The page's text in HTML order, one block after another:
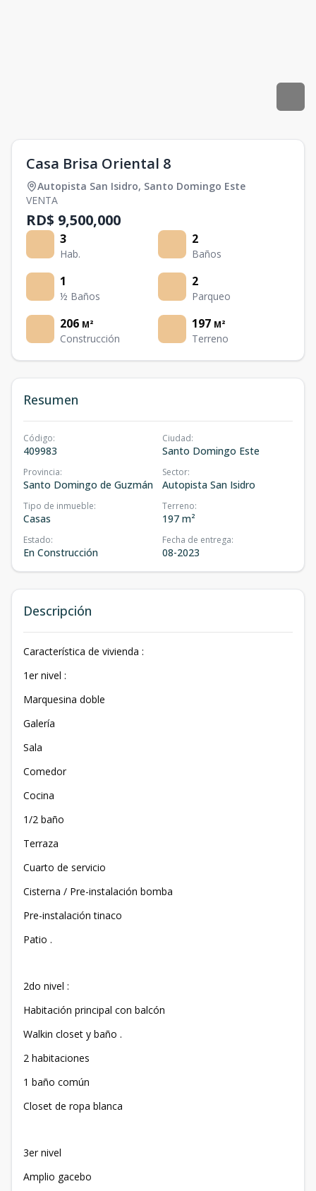
Casa Brisa Oriental 8
Autopista San Isidro, Santo Domingo Este
VENTA
RD$ 9,500,000
3
Hab.
2
Baños
1
½ Baños
2
Parqueo
206 M²
Construcción
197 M²
Terreno
Resumen
Código:
409983
Ciudad:
Santo Domingo Este
Provincia:
Santo Domingo de Guzmán
Sector:
Autopista San Isidro
Tipo de inmueble:
Casas
Terreno:
197 m²
Estado:
En Construcción
Fecha de entrega:
08-2023
Descripción
Característica de vivienda :
1er nivel :
Marquesina doble
Galería
Sala
Comedor
Cocina
1/2 baño
Terraza
Cuarto de servicio
Cisterna / Pre-instalación bomba
Pre-instalación tinaco
Patio .
2do nivel :
Habitación principal con balcón
Walkin closet y baño .
2 habitaciones
1 baño común
Closet de ropa blanca
3er nivel
Amplio gacebo